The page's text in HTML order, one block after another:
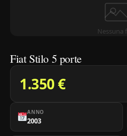
Nessuna
Fiat Stilo 5 porte
1.350 €
ANNO
2003